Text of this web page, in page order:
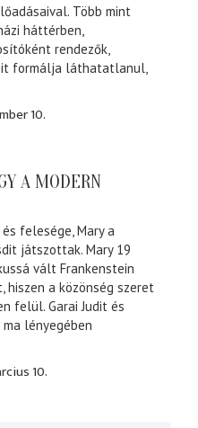
Több mint
háttérben,
rendezők,
formálja láthatatlanul,
10.
A MODERN
felesége, Mary a
játszottak. Mary 19
vált Frankenstein
a közönség szeret
felül. Garai Judit és
lényegében
10.